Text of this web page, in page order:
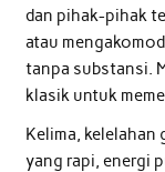
dan pihak-pihak
atau
tanpa substansi.
klasik untuk
Kelima,
yang rapi, energi